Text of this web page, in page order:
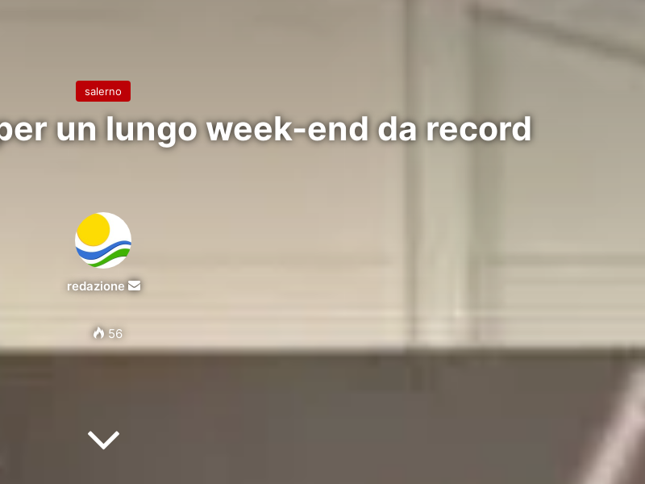
salerno
un lungo week-end da record
redazione
Invia
56